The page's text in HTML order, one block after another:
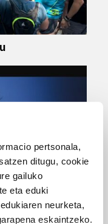
pertsonala,
ditugu, cookie
gailuko
eta eduki
neurketa,
eskaintzeko.
'KimiK' eta